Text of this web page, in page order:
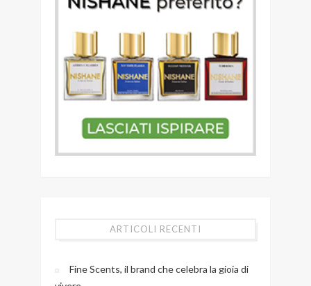
ARTICOLI RECENTI
Fine Scents, il brand che celebra la gioia di